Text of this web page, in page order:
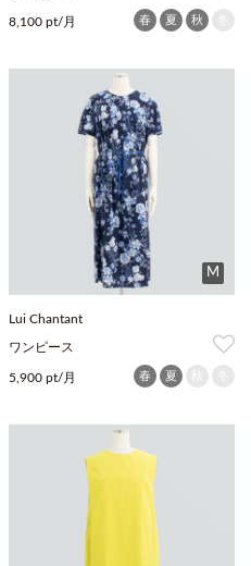
8,100 pt/月 春 夏 秋
M
Lui Chantant
ワンピース
5,900 pt/月 春 夏